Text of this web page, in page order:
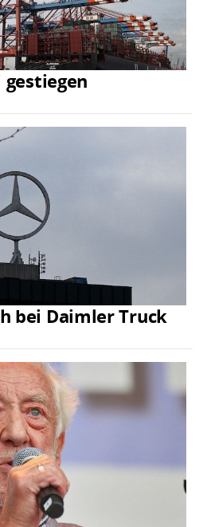
gestiegen
bei Daimler Truck